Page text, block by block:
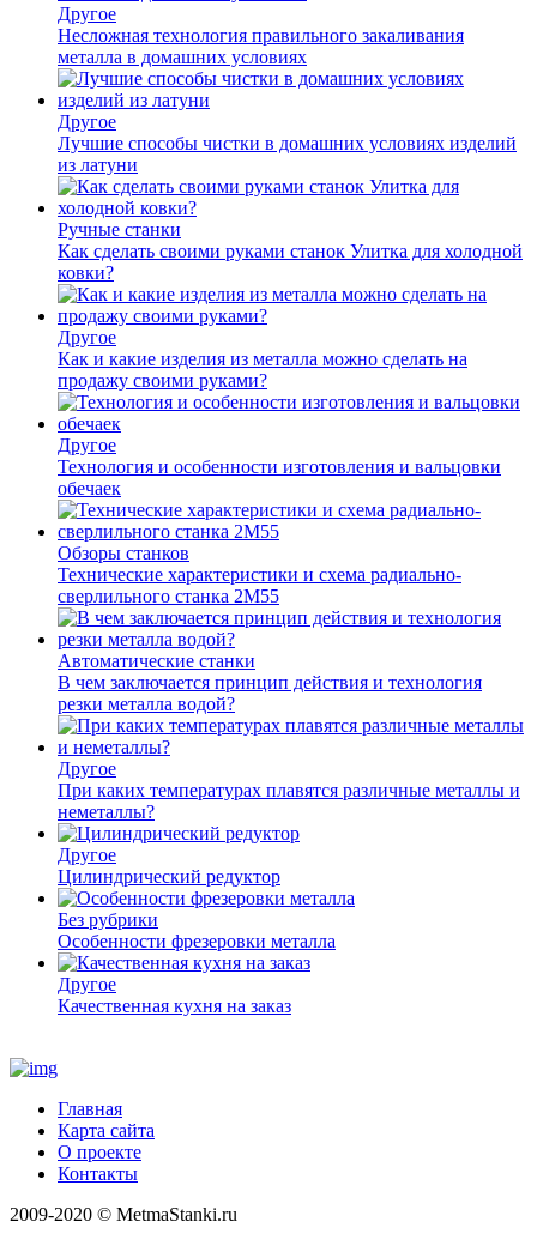
Другое
Несложная технология правильного закаливания
металла в домашних условиях
Другое
Лучшие способы чистки в домашних условиях изделий
из латуни
Ручные станки
Как сделать своими руками станок Улитка для холодной
ковки?
Другое
Как и какие изделия из металла можно сделать на
продажу своими руками?
Другое
Технология и особенности изготовления и вальцовки
обечаек
Обзоры станков
Технические характеристики и схема радиально-
сверлильного станка 2М55
Автоматические станки
В чем заключается принцип действия и технология
резки металла водой?
Другое
При каких температурах плавятся различные металлы и
неметаллы?
Другое
Цилиндрический редуктор
Без рубрики
Особенности фрезеровки металла
Другое
Качественная кухня на заказ
Главная
Карта сайта
О проекте
Контакты
2009-2020 © MetmaStanki.ru